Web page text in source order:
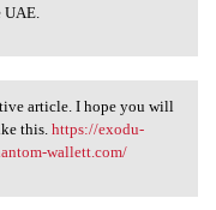
UAE.
article. I hope you will
this. https://exodu-
wallett.com/